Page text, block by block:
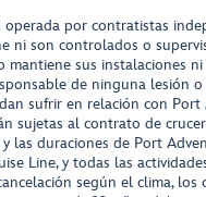
por contratistas
ni son controlados o
mantiene sus instalaciones
de ninguna lesión
sufrir en relación con Port
sujetas al contrato de
las duraciones de Port
Line, y todas las
según el clima, los